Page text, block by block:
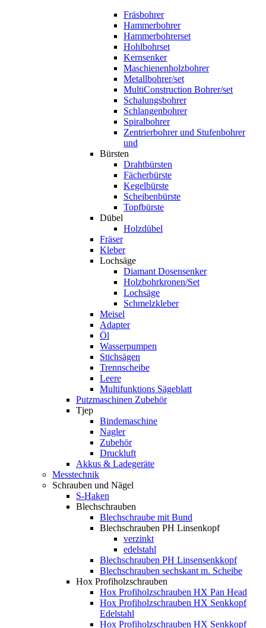
Fräsbohrer
Hammerbohrer
Hammerbohrerset
Hohlbohrset
Kernsenker
Maschienenholzbohrer
Metallbohrer/set
MultiConstruction Bohrer/set
Schalungsbohrer
Schlangenbohrer
Spiralbohrer
Zentrierbohrer und Stufenbohrer
und
Bürsten
Drahtbürsten
Fächerbürste
Kegelbürste
Scheibenbürste
Topfbürste
Dübel
Holzdübel
Fräser
Kleber
Lochsäge
Diamant Dosensenker
Holzbohrkronen/Set
Lochsäge
Schmelzkleber
Meisel
Adapter
Öl
Wasserpumpen
Stichsägen
Trennscheibe
Leere
Multifunktions Sägeblatt
Putzmaschinen Zubehör
Tjep
Bindemaschine
Nagler
Zubehör
Druckluft
Akkus & Ladegeräte
Messtechnik
Schrauben und Nägel
S-Haken
Blechschrauben
Blechschraube mit Bund
Blechschrauben PH Linsenkopf
verzinkt
edelstahl
Blechschrauben PH Linsensenkkopf
Blechschrauben sechskant m. Scheibe
Hox Profiholzschrauben
Hox Profiholzschrauben HX Pan Head
Hox Profiholzschrauben HX Senkkopf
Edelstahl
Hox Profiholzschrauben HX Senkkopf